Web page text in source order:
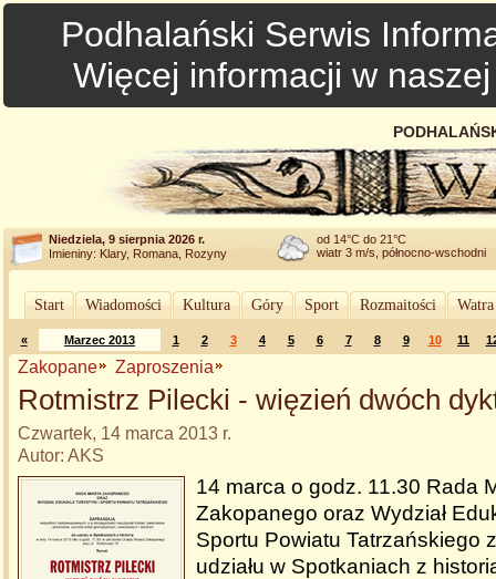
Podhalański Serwis
Więcej informacji w
Niedziela, 9 sierpnia 2026 r.
Imieniny: Klary, Romana, Rozyny
od 14°C do 21°C
wiatr 3 m/s, północno-wschodni
Start Wiadomości Kultura Góry Sport Rozmaitości
« Marzec 2013 1 2 3 4 5 6 7 8 9 10 11
Zakopane Zaproszenia
Rotmistrz Pilecki - więzień dwóch
Czwartek, 14 marca 2013 r.
Autor: AKS
14 marca o godz. 11.30 Rada
Zakopanego oraz Wydział
Sportu Powiatu Tatrzańskiego
udziału w Spotkaniach z